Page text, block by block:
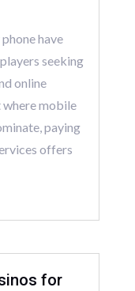
have
seeking
online
where mobile
paying
offers
for